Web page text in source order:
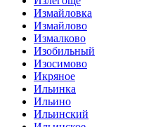
Измайловка
Измайлово
Измалково
Изобильный
Изосимово
Икряное
Ильинка
Ильино
Ильинский